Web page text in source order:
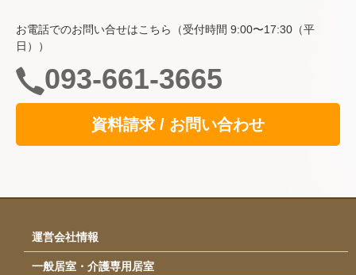
空室情報
一般居室・介護専用居室
自立支援の取り組み
共用スペース
採用情報
お電話でのお問い合せはこちら（受付時間 9:00〜17:30（平
日））
093-661-3665
資料請求 / お問い合わせ
運営会社情報
一般居室・介護専用居室